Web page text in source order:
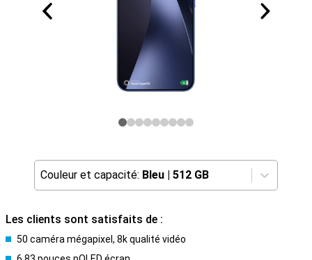
Couleur et capacité: Bleu | 512 GB
Les clients sont satisfaits de :
50 caméra mégapixel, 8k qualité vidéo